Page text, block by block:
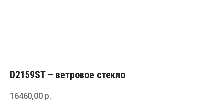
D2159ST – ветровое стекло
16460,00 р.